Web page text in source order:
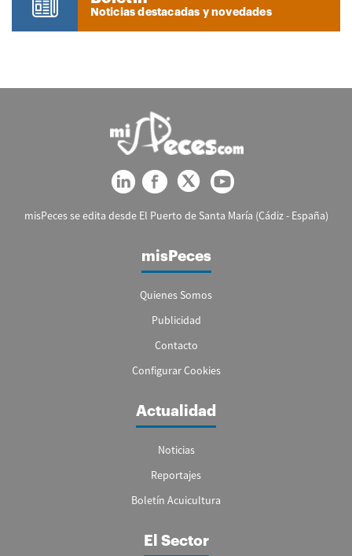
Noticias destacadas y novedades
misPeces se edita desde El Puerto de Santa María (Cádiz - España)
misPeces
Quienes Somos
Publicidad
Contacto
Configurar Cookies
Actualidad
Noticias
Reportajes
Boletín Acuicultura
El Sector